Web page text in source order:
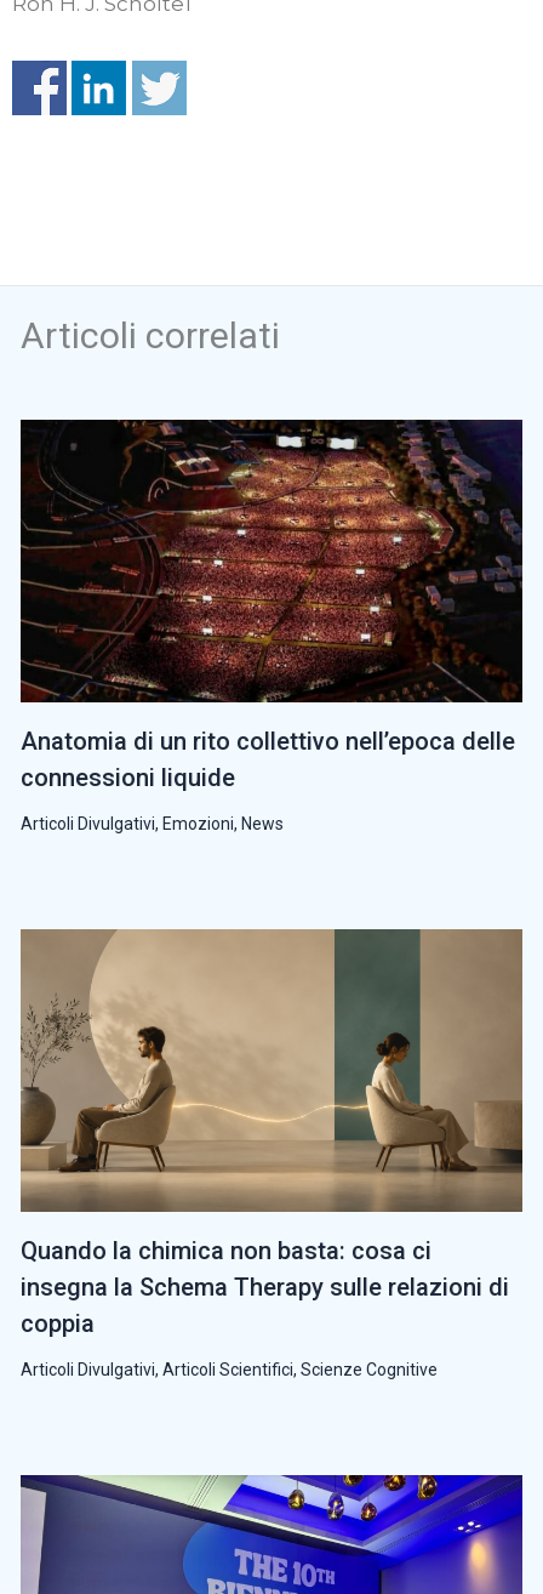
Articoli correlati
Anatomia di un rito collettivo nell’epoca delle
connessioni liquide
Articoli Divulgativi, Emozioni, News
Quando la chimica non basta: cosa ci
insegna la Schema Therapy sulle relazioni di
coppia
Articoli Divulgativi, Articoli Scientifici, Scienze Cognitive